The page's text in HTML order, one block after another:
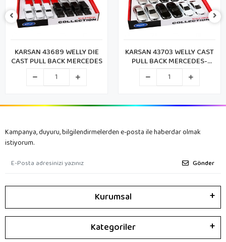
KARSAN 43689 WELLY DIE
CAST PULL BACK MERCEDES
KARSAN 43703 WELLY CAST
PULL BACK MERCEDES-
BENZ (72)
Kampanya, duyuru, bilgilendirmelerden e-posta ile haberdar olmak
istiyorum.
Gönder
Kurumsal
Kategoriler